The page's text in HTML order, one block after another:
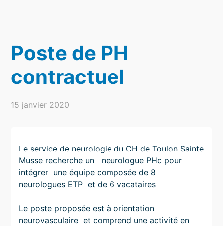
Poste de PH
contractuel
15 janvier 2020
Le service de neurologie du CH de Toulon Sainte
Musse recherche un neurologue PHc pour
intégrer une équipe composée de 8
neurologues ETP et de 6 vacataires
Le poste proposée est à orientation
neurovasculaire et comprend une activité en